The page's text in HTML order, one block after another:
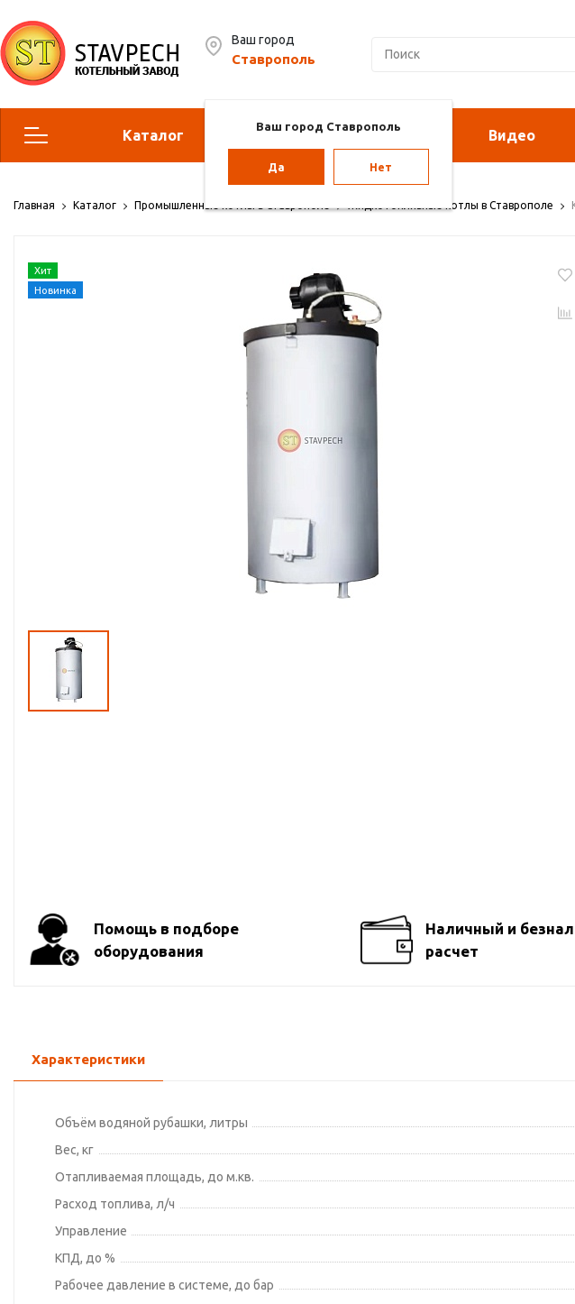
Ваш город
Ставрополь
Ваш город Ставрополь
Да Нет
Каталог
Отопительные котлы Горелки
Отопление для теплиц
Сервис Видео
Главная Каталог Промышленные котлы в Ставрополе Жидкотопливные котлы в Ставрополе
Хит
Новинка
Помощь в подборе
оборудования
Наличный и
расчет
Характеристики
Объём водяной рубашки, литры
Вес, кг
Отапливаемая площадь, до м.кв.
Расход топлива, л/ч
Управление
КПД, до %
Рабочее давление в системе, до бар